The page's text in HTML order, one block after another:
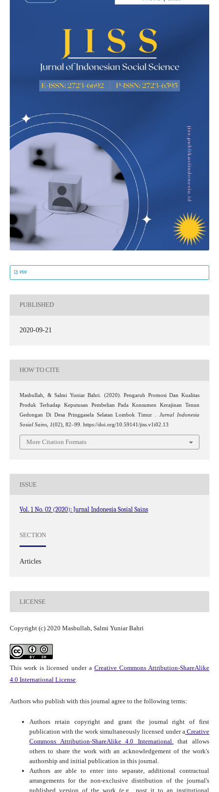
PDF
PUBLISHED
2020-09-21
HOW TO CITE
Masbullah, & Salmi Yuniar Bahri. (2020). Pengaruh Promosi Dan Kualitas
Produk Terhadap Keputusan Pembelian Pada Konsumen Kerajinan Tenun
Gedongan Di Desa Pringgasela Selatan Lombok Timur .Jurnal Indonesia
Sosial Sains, 1(02), 82–99. https://doi.org/10.59141/jiss.v1i02.13
More Citation Formats
ISSUE
Vol. 1 No. 02 (2020): Jurnal Indonesia Sosial Sains
SECTION
Articles
LICENSE
Copyright (c) 2020 Masbullah, Salmi Yuniar Bahri
This work is licensed under a Creative Commons Attribution-ShareAlike
4.0 International License.
Authors who publish with this journal agree to the following terms:
Authors retain copyright and grant the journal right of first
publication with the work simultaneously licensed under a Creative
Commons Attribution-ShareAlike 4.0 International.
that allows
others to share the work with an acknowledgement of the work's
authorship and initial publication in this journal.
Authors are able to enter into separate, additional contractual
arrangements for the non-exclusive distribution of the journal's
published version of the work (e.g., post it to an institutional